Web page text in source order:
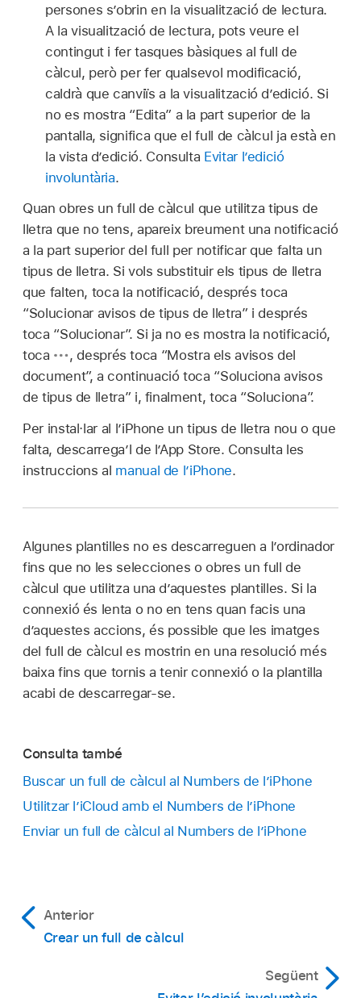
persones s’obrin en la visualització de lectura.
A la visualització de lectura, pots veure el
contingut i fer tasques bàsiques al full de
càlcul, però per fer qualsevol modificació,
caldrà que canviïs a la visualització d’edició. Si
no es mostra “Edita” a la part superior de la
pantalla, significa que el full de càlcul ja està en
la vista d’edició. Consulta Evitar l’edició
involuntària.
Quan obres un full de càlcul que utilitza tipus de
lletra que no tens, apareix breument una notificació
a la part superior del full per notificar que falta un
tipus de lletra. Si vols substituir els tipus de lletra
que falten, toca la notificació, després toca
“Solucionar avisos de tipus de lletra” i després
toca “Solucionar”. Si ja no es mostra la notificació,
toca
, després toca “Mostra els avisos del
document”, a continuació toca “Soluciona avisos
de tipus de lletra” i, finalment, toca “Soluciona”.
Per instal·lar al l’iPhone un tipus de lletra nou o que
falta, descarrega’l de l’App Store. Consulta les
instruccions al manual de l’iPhone.
Algunes plantilles no es descarreguen a l’ordinador
fins que no les selecciones o obres un full de
càlcul que utilitza una d’aquestes plantilles. Si la
connexió és lenta o no en tens quan facis una
d’aquestes accions, és possible que les imatges
del full de càlcul es mostrin en una resolució més
baixa fins que tornis a tenir connexió o la plantilla
acabi de descarregar-se.
Consulta també
Buscar un full de càlcul al Numbers de l’iPhone
Utilitzar l’iCloud amb el Numbers de l’iPhone
Enviar un full de càlcul al Numbers de l’iPhone
Anterior
Crear un full de càlcul
Següent